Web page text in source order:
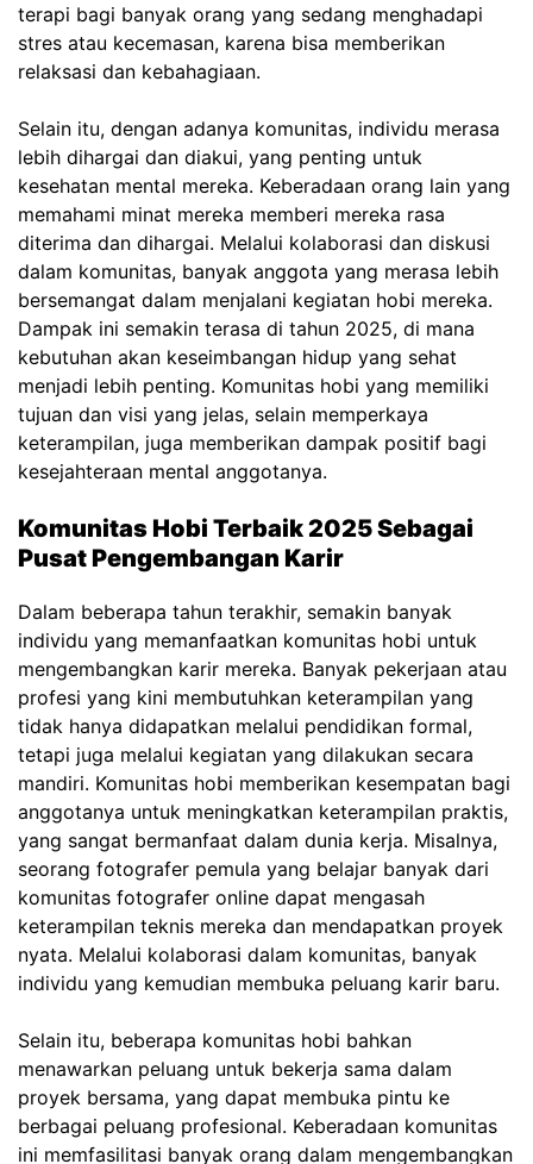
terapi bagi banyak orang yang sedang menghadapi
stres atau kecemasan, karena bisa memberikan
relaksasi dan kebahagiaan.
Selain itu, dengan adanya komunitas, individu merasa
lebih dihargai dan diakui, yang penting untuk
kesehatan mental mereka. Keberadaan orang lain yang
memahami minat mereka memberi mereka rasa
diterima dan dihargai. Melalui kolaborasi dan diskusi
dalam komunitas, banyak anggota yang merasa lebih
bersemangat dalam menjalani kegiatan hobi mereka.
Dampak ini semakin terasa di tahun 2025, di mana
kebutuhan akan keseimbangan hidup yang sehat
menjadi lebih penting. Komunitas hobi yang memiliki
tujuan dan visi yang jelas, selain memperkaya
keterampilan, juga memberikan dampak positif bagi
kesejahteraan mental anggotanya.
Komunitas Hobi Terbaik 2025 Sebagai
Pusat Pengembangan Karir
Dalam beberapa tahun terakhir, semakin banyak
individu yang memanfaatkan komunitas hobi untuk
mengembangkan karir mereka. Banyak pekerjaan atau
profesi yang kini membutuhkan keterampilan yang
tidak hanya didapatkan melalui pendidikan formal,
tetapi juga melalui kegiatan yang dilakukan secara
mandiri. Komunitas hobi memberikan kesempatan bagi
anggotanya untuk meningkatkan keterampilan praktis,
yang sangat bermanfaat dalam dunia kerja. Misalnya,
seorang fotografer pemula yang belajar banyak dari
komunitas fotografer online dapat mengasah
keterampilan teknis mereka dan mendapatkan proyek
nyata. Melalui kolaborasi dalam komunitas, banyak
individu yang kemudian membuka peluang karir baru.
Selain itu, beberapa komunitas hobi bahkan
menawarkan peluang untuk bekerja sama dalam
proyek bersama, yang dapat membuka pintu ke
berbagai peluang profesional. Keberadaan komunitas
ini memfasilitasi banyak orang dalam mengembangkan